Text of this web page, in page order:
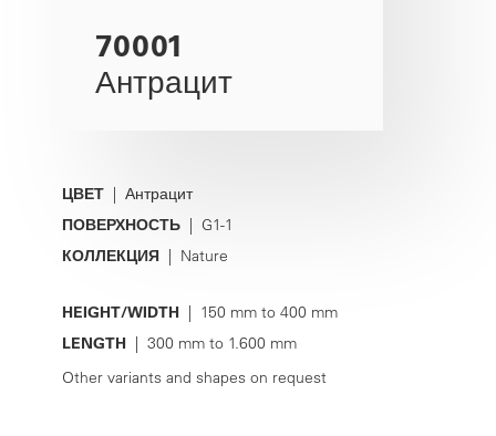
70001
Антрацит
ЦВЕТ | Антрацит
ПОВЕРХНОСТЬ | G1-1
КОЛЛЕКЦИЯ | Nature
HEIGHT/WIDTH | 150 mm to 400 mm
LENGTH | 300 mm to 1.600 mm
Other variants and shapes on request